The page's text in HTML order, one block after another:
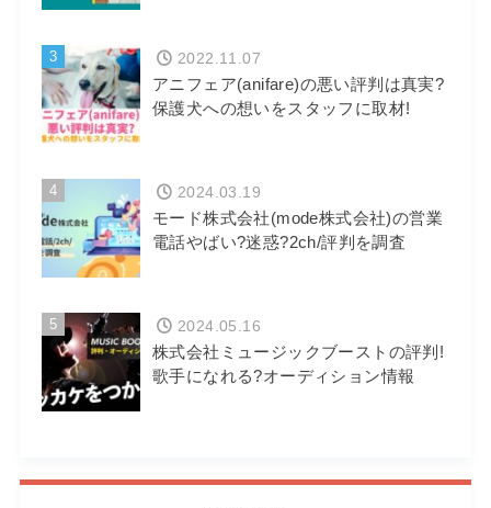
3
アニフェア(anifare)の悪い評判は真実?
保護犬への想いをスタッフに取材!
2022.11.07
4
モード株式会社(mode株式会社)の営業
電話やばい?迷惑?2ch/評判を調査
2024.03.19
5
株式会社ミュージックブーストの評判!
歌手になれる?オーディション情報
2024.05.16